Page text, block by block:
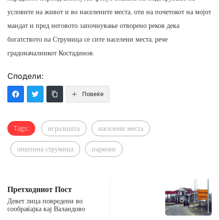
условите на живот и во населените места, оти на почетокот на мојот
мандат и пред неговото започнување отворено реков дека
богатството на Струмица се сите населени места, рече
градоначалникот Костадинов.
Сподели:
Повеќе
Tags: игралишта населени места
општина струмица паркови
Претходниот Пост
Девет лица повредени во
сообраќајка кај Валандово